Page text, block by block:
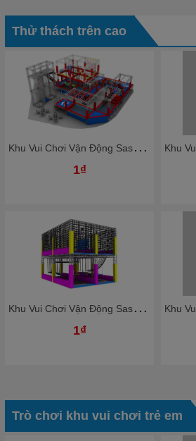
Thử thách trên cao
K
hu Vui Chơi Vận Động Sasuke Vượt Chướng Ngại Vật KBSSK25
1₫
K
hu Vui Chơi Vận Động Sasuke Vượt Chướng Ngại Vật KBSSK23
1₫
Trò chơi khu vui chơi trẻ em